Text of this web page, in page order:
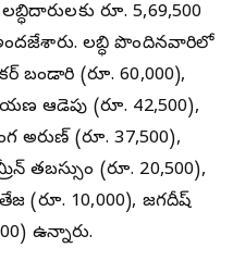
రూ. 5,69,500
లబ్ధి పొందినవారిలో
బండారి (రూ. 60,000),
ఆడెపు (రూ. 42,500),
అరుణ్ (రూ. 37,500),
తబస్సుం (రూ. 20,500),
(రూ. 10,000), జగదీష్
ఉన్నారు.